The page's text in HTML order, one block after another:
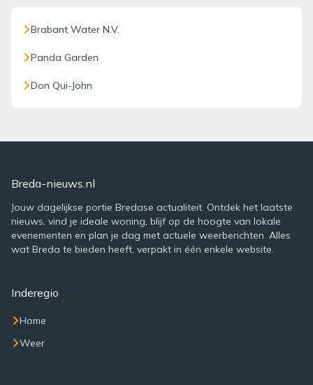
Brabant Water N.V.
Panda Garden
Don Qui-John
Breda-nieuws.nl
Jouw dagelijkse portie Bredase actualiteit. Ontdek het laatste
nieuws, vind je ideale woning, blijf op de hoogte van lokale
evenementen en plan je dag met actuele weerberichten. Alles
wat Breda te bieden heeft, verpakt in één enkele website.
Inderegio
Home
Weer